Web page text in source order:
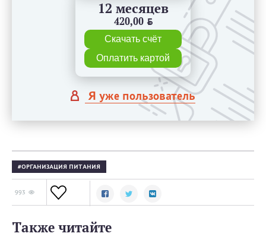
12 месяцев
420,00 BYN
Скачать счёт
Оплатить картой
Я уже пользователь
ОРГАНИЗАЦИЯ ПИТАНИЯ
993
Также читайте